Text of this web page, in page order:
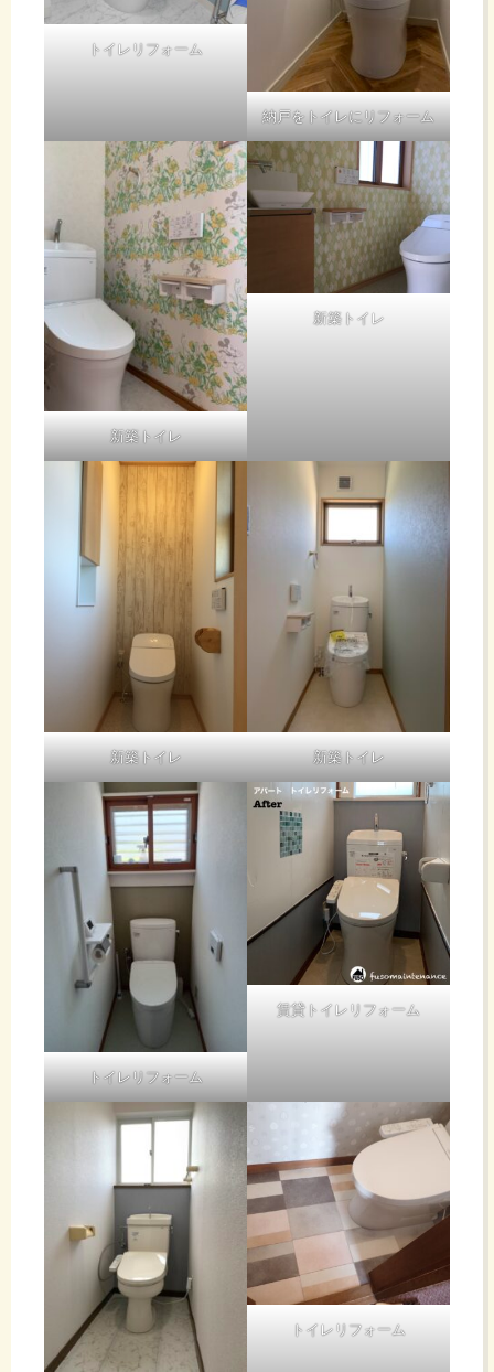
トイレリフォーム
納戸をトイレにリフォーム
新築トイレ
新築トイレ
新築トイレ 新築トイレ
トイレリフォーム
賃貸トイレリフォーム
トイレリフォーム